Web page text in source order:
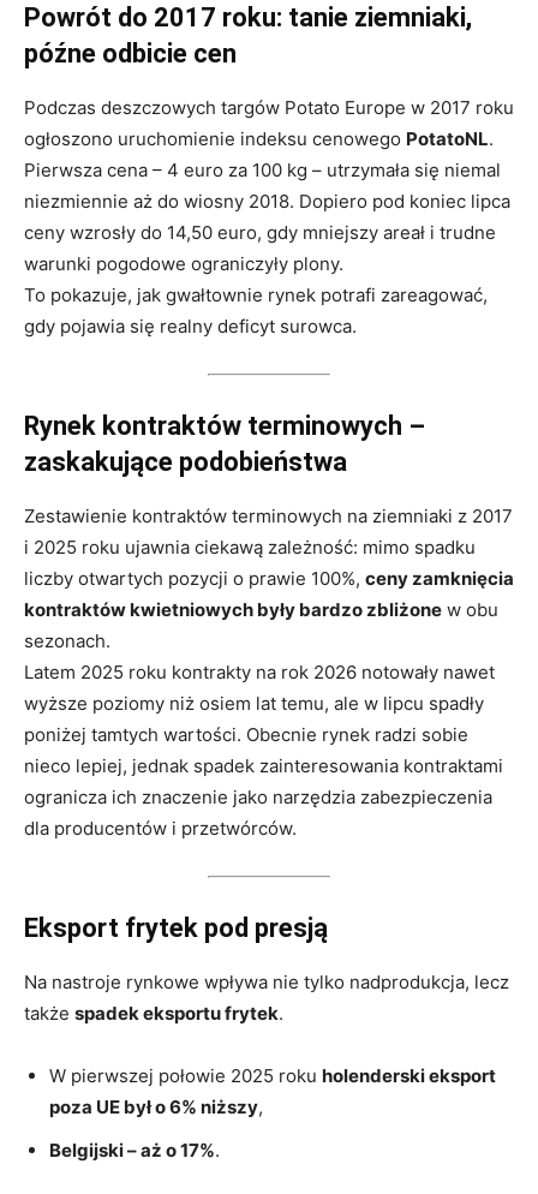
Powrót do 2017 roku: tanie ziemniaki,
późne odbicie cen
Podczas deszczowych targów Potato Europe w 2017 roku
ogłoszono uruchomienie indeksu cenowego PotatoNL.
Pierwsza cena – 4 euro za 100 kg – utrzymała się niemal
niezmiennie aż do wiosny 2018. Dopiero pod koniec lipca
ceny wzrosły do 14,50 euro, gdy mniejszy areał i trudne
warunki pogodowe ograniczyły plony.
To pokazuje, jak gwałtownie rynek potrafi zareagować,
gdy pojawia się realny deficyt surowca.
Rynek kontraktów terminowych –
zaskakujące podobieństwa
Zestawienie kontraktów terminowych na ziemniaki z 2017
i 2025 roku ujawnia ciekawą zależność: mimo spadku
liczby otwartych pozycji o prawie 100%, ceny zamknięcia
kontraktów kwietniowych były bardzo zbliżone w obu
sezonach.
Latem 2025 roku kontrakty na rok 2026 notowały nawet
wyższe poziomy niż osiem lat temu, ale w lipcu spadły
poniżej tamtych wartości. Obecnie rynek radzi sobie
nieco lepiej, jednak spadek zainteresowania kontraktami
ogranicza ich znaczenie jako narzędzia zabezpieczenia
dla producentów i przetwórców.
Eksport frytek pod presją
Na nastroje rynkowe wpływa nie tylko nadprodukcja, lecz
także spadek eksportu frytek.
W pierwszej połowie 2025 roku holenderski eksport
poza UE był o 6% niższy,
Belgijski – aż o 17%.